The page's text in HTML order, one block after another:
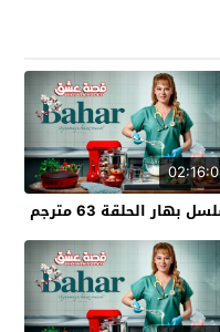
بهار الحلقة 63 مترجم